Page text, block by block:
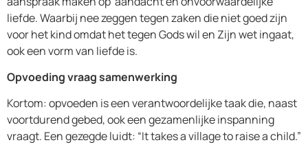
liefde. Waarbij nee zeggen tegen zaken die niet goed zijn
voor het kind omdat het tegen Gods wil en Zijn wet ingaat,
ook een vorm van liefde is.
Opvoeding vraag samenwerking
Kortom: opvoeden is een verantwoordelijke taak die, naast
voortdurend gebed, ook een gezamenlijke inspanning
vraagt. Een gezegde luidt: “It takes a village to raise a child.”